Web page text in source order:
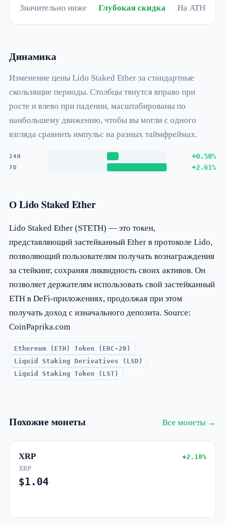
Динамика
Изменение цены Lido Staked Ether за стандартные
скользящие периоды. Столбцы тянутся вправо при
росте и влево при падении, масштабированы по
наибольшему движению, чтобы вы могли с одного
взгляда сравнить импульс на разных таймфреймах.
24H +0.50%
7D +2.61%
Значительно ниже Глубокая скидка На ATH
О Lido Staked Ether
Lido Staked Ether (STETH) — это токен,
представляющий застейканный Ether в протоколе Lido,
позволяющий пользователям получать вознаграждения
за стейкинг, сохраняя ликвидность своих активов. Он
позволяет держателям использовать свой застейканный
ETH в DeFi-приложениях, продолжая при этом
получать доход с изначального депозита. Source:
CoinPaprika.com
Ethereum (ETH) Token (ERC-20)
Liquid Staking Derivatives (LSD)
Liquid Staking Token (LST)
Похожие монеты Все монеты →
XRP +2.18%
XRP
$1.04